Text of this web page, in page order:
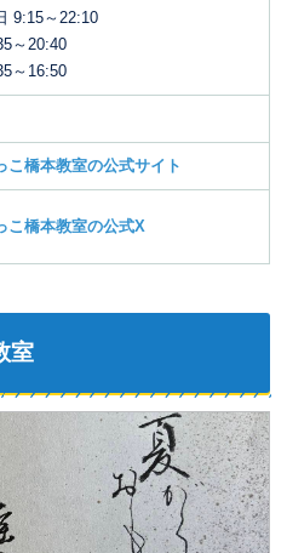
9:15～22:10
～20:40
～16:50
こ橋本教室の公式サイト
こ橋本教室の公式X
室